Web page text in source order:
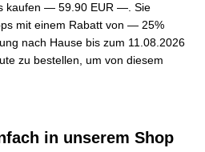
kaufen — 59.90 EUR — . Sie
mit einem Rabatt von — 25%
nach Hause bis zum 11.08.2026
zu bestellen, um von diesem
in unserem Shop